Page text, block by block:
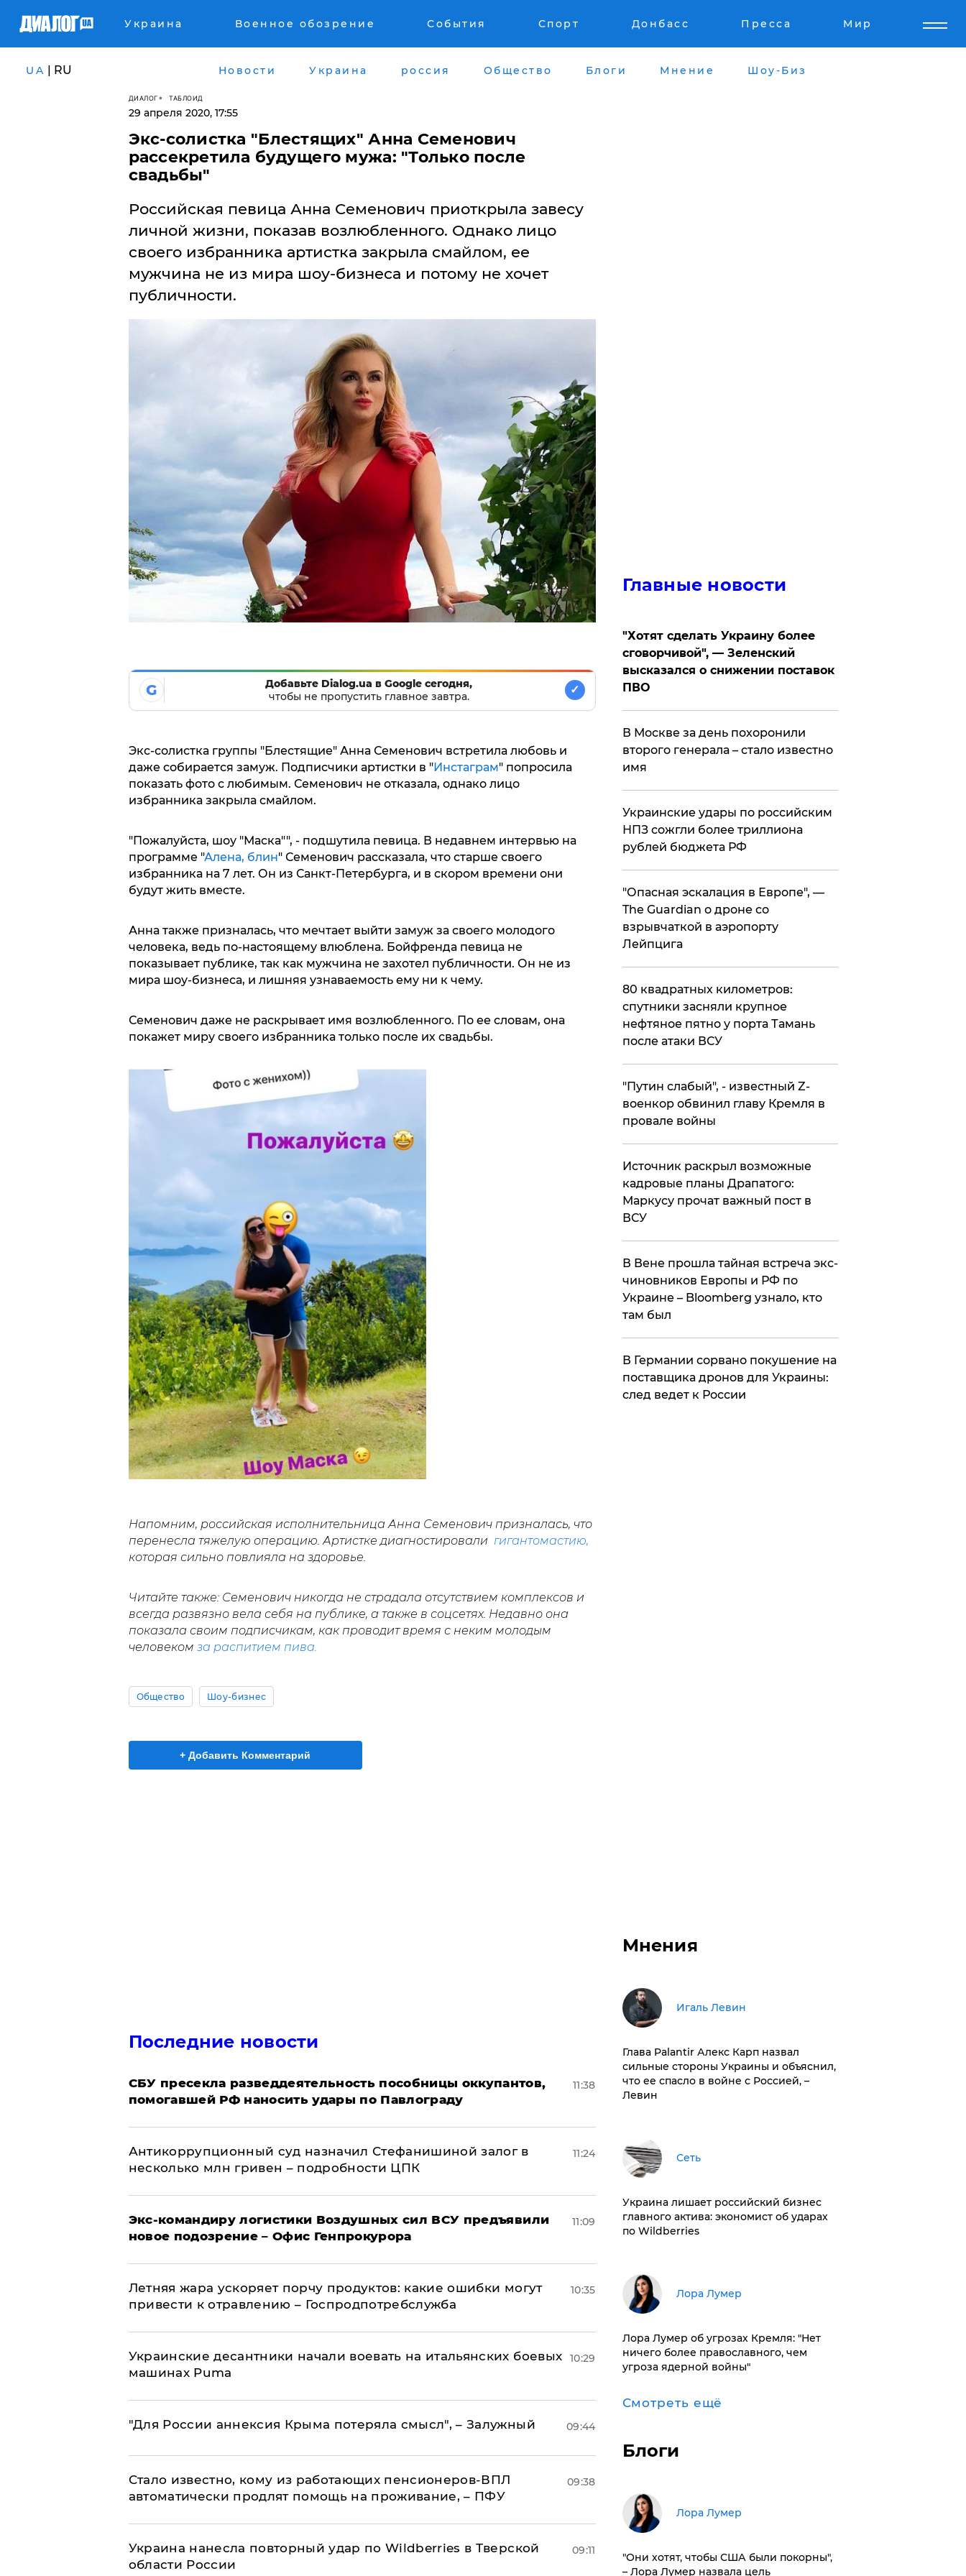
Украина Военное обозрение События Спорт Донбасс Пресса Мир
UA | RU Новости Украина россия Общество Блоги Мнение Шоу-Биз
ДИАЛОГ ТАБЛОИД
29 апреля 2020, 17:55
Экс-солистка "Блестящих" Анна Семенович
рассекретила будущего мужа: "Только после
свадьбы"
Российская певица Анна Семенович приоткрыла завесу
личной жизни, показав возлюбленного. Однако лицо
своего избранника артистка закрыла смайлом, ее
мужчина не из мира шоу-бизнеса и потому не хочет
публичности.
G
Добавьте Dialog.ua в Google сегодня,
чтобы не пропустить главное завтра.
✓
Экс-солистка группы "Блестящие" Анна Семенович встретила любовь и
даже собирается замуж. Подписчики артистки в "Инстаграм" попросила
показать фото с любимым. Семенович не отказала, однако лицо
избранника закрыла смайлом.
"Пожалуйста, шоу "Маска"", - подшутила певица. В недавнем интервью на
программе "Алена, блин" Семенович рассказала, что старше своего
избранника на 7 лет. Он из Санкт-Петербурга, и в скором времени они
будут жить вместе.
Анна также призналась, что мечтает выйти замуж за своего молодого
человека, ведь по-настоящему влюблена. Бойфренда певица не
показывает публике, так как мужчина не захотел публичности. Он не из
мира шоу-бизнеса, и лишняя узнаваемость ему ни к чему.
Семенович даже не раскрывает имя возлюбленного. По ее словам, она
покажет миру своего избранника только после их свадьбы.
Напомним, российская исполнительница Анна Семенович призналась, что
перенесла тяжелую операцию. Артистке диагностировали гигантомастию,
которая сильно повлияла на здоровье.
Читайте также: Семенович никогда не страдала отсутствием комплексов и
всегда развязно вела себя на публике, а также в соцсетях. Недавно она
показала своим подписчикам, как проводит время с неким молодым
человеком за распитием пива.
Общество Шоу-бизнес
+ Добавить Комментарий
Последние новости
СБУ пресекла разведдеятельность пособницы оккупантов,
помогавшей РФ наносить удары по Павлограду
11:38
Антикоррупционный суд назначил Стефанишиной залог в
несколько млн гривен – подробности ЦПК
11:24
Экс-командиру логистики Воздушных сил ВСУ предъявили
новое подозрение – Офис Генпрокурора
11:09
Летняя жара ускоряет порчу продуктов: какие ошибки могут
привести к отравлению – Госпродпотребслужба
10:35
Украинские десантники начали воевать на итальянских боевых
машинах Puma
10:29
"Для России аннексия Крыма потеряла смысл", – Залужный 09:44
Стало известно, кому из работающих пенсионеров-ВПЛ
автоматически продлят помощь на проживание, – ПФУ
09:38
Украина нанесла повторный удар по Wildberries в Тверской
области России
09:11
Главные новости
​"Хотят сделать Украину более
сговорчивой", — Зеленский
высказался о снижении поставок
ПВО
В Москве за день похоронили
второго генерала – стало известно
имя
Украинские удары по российским
НПЗ сожгли более триллиона
рублей бюджета РФ
"Опасная эскалация в Европе", —
The Guardian о дроне со
взрывчаткой в аэропорту
Лейпцига
80 квадратных километров:
спутники засняли крупное
нефтяное пятно у порта Тамань
после атаки ВСУ
​"Путин слабый", - известный Z-
военкор обвинил главу Кремля в
провале войны
​Источник раскрыл возможные
кадровые планы Драпатого:
Маркусу прочат важный пост в
ВСУ
В Вене прошла тайная встреча экс-
чиновников Европы и РФ по
Украине – Bloomberg узнало, кто
там был
​В Германии сорвано покушение на
поставщика дронов для Украины:
след ведет к России
Мнения
Игаль Левин
Глава Palantir Алекс Карп назвал
сильные стороны Украины и объяснил,
что ее спасло в войне с Россией, –
Левин
Сеть
​Украина лишает российский бизнес
главного актива: экономист об ударах
по Wildberries
​Лора Лумер
Лора Лумер об угрозах Кремля: "Нет
ничего более православного, чем
угроза ядерной войны"
Смотреть ещё
Блоги
​Лора Лумер
"Они хотят, чтобы США были покорны",
– Лора Лумер назвала цель